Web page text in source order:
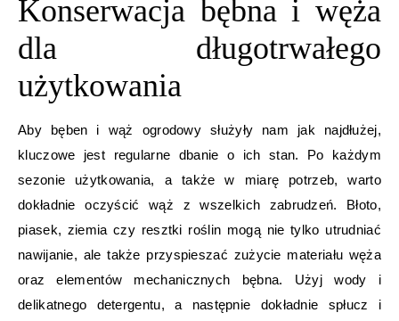
Konserwacja bębna i węża
dla długotrwałego
użytkowania
Aby bęben i wąż ogrodowy służyły nam jak najdłużej,
kluczowe jest regularne dbanie o ich stan. Po każdym
sezonie użytkowania, a także w miarę potrzeb, warto
dokładnie oczyścić wąż z wszelkich zabrudzeń. Błoto,
piasek, ziemia czy resztki roślin mogą nie tylko utrudniać
nawijanie, ale także przyspieszać zużycie materiału węża
oraz elementów mechanicznych bębna. Użyj wody i
delikatnego detergentu, a następnie dokładnie spłucz i